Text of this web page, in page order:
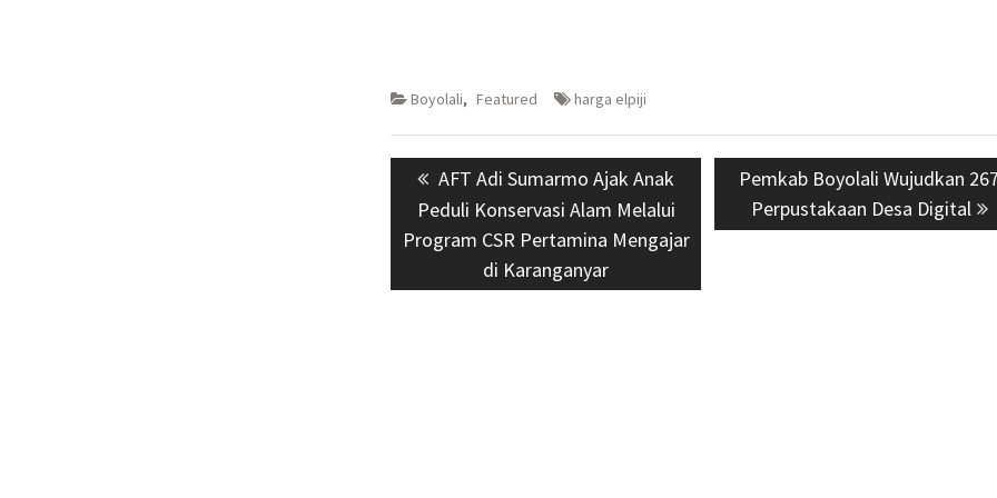
Boyolali, Featured harga elpiji
Navigasi
pos Previous
post:
AFT Adi Sumarmo Ajak Anak
Peduli Konservasi Alam Melalui
Program CSR Pertamina Mengajar
di Karanganyar
Next
post:
Pemkab Boyolali Wujudkan
Perpustakaan Desa Digital